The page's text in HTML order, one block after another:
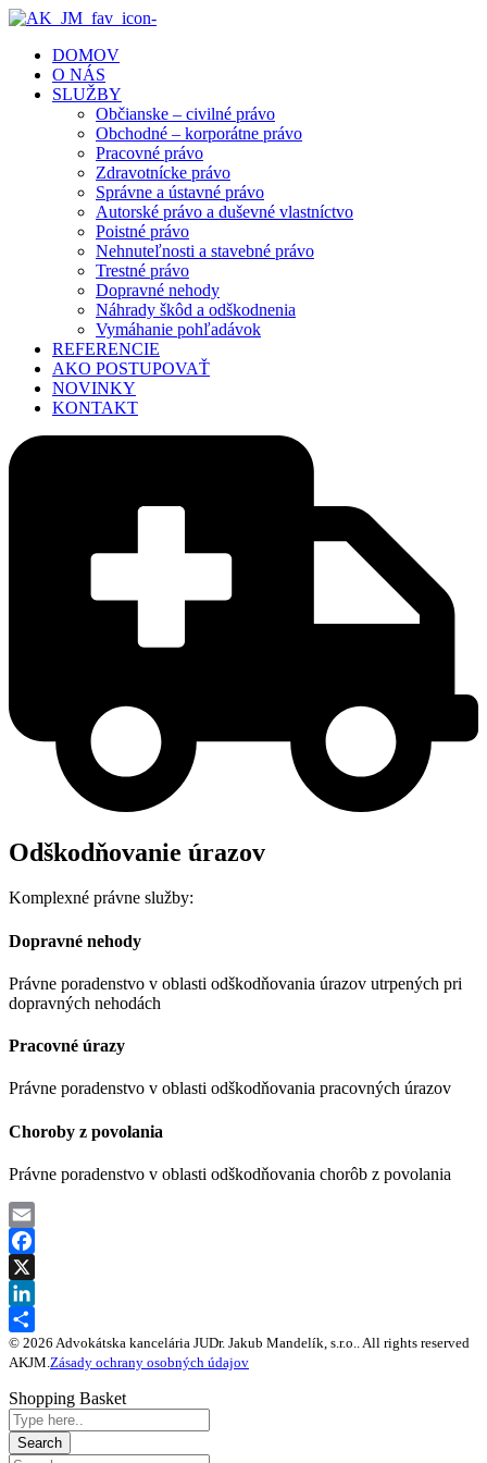
DOMOV
O NÁS
SLUŽBY
Občianske – civilné právo
Obchodné – korporátne právo
Pracovné právo
Zdravotnícke právo
Správne a ústavné právo
Autorské právo a duševné vlastníctvo
Poistné právo
Nehnuteľnosti a stavebné právo
Trestné právo
Dopravné nehody
Náhrady škôd a odškodnenia
Vymáhanie pohľadávok
REFERENCIE
AKO POSTUPOVAŤ
NOVINKY
KONTAKT
Odškodňovanie úrazov
Komplexné právne služby:
Dopravné nehody
Právne poradenstvo v oblasti odškodňovania úrazov utrpených pri
dopravných nehodách
Pracovné úrazy
Právne poradenstvo v oblasti odškodňovania pracovných úrazov
Choroby z povolania
Právne poradenstvo v oblasti odškodňovania chorôb z povolania
Email
Facebook
X
LinkedIn
Share
© 2026 Advokátska kancelária JUDr. Jakub Mandelík, s.r.o.. All rights reserved
AKJM.Zásady ochrany osobných údajov
Shopping Basket